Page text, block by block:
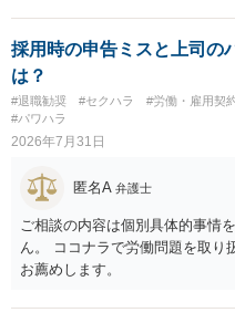
務上よくあるからといって当然
害との対応関係や合理性が重要
に有効になるわけではありませ
基法16条で無効となる余地があ
損害と比べて過大なら無効や減
交渉は一般的です。 交渉の方向
費・未回収費用のみ」に限定す
前に契約書の内容をレビューし
す。 争点は、契約類型が雇用か
るか、解除事由が双方にどう定
合理的か、という複数論点に分
コストを抑えやすいので、資料
採用時の申告ミスと上司の
は？
#退職勧奨 #セクハラ #労働・雇用契
#パワハラ
2026年7月31日
匿名A 弁護士
ご相談の内容は個別具体的事情
ん。 ココナラで労働問題を取り
お薦めします。